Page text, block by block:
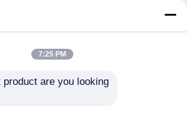
7:25 PM
product are you looking